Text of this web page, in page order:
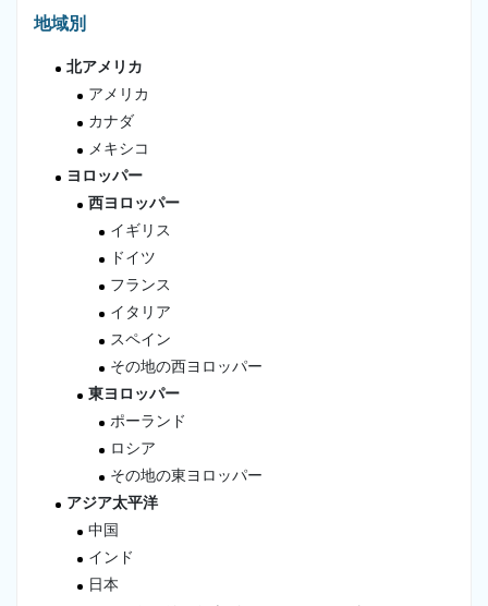
地域別
北アメリカ
アメリカ
カナダ
メキシコ
ヨロッパー
西ヨロッパー
イギリス
ドイツ
フランス
イタリア
スペイン
その地の西ヨロッパー
東ヨロッパー
ポーランド
ロシア
その地の東ヨロッパー
アジア太平洋
中国
インド
日本